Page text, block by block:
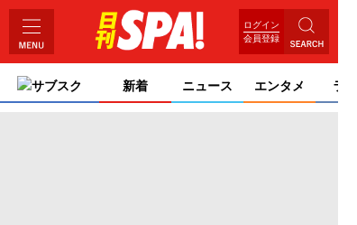
ログイン
会員登録
サブスク 新着 ニュース エンタメ ライ